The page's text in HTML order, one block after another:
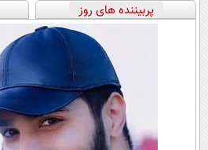
پربیننده های روز